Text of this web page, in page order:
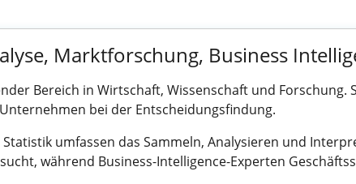
Marktforschung, Business
Bereich in Wirtschaft, Wissenschaft und
bei der Entscheidungsfindung.
umfassen das Sammeln, Analysieren und
während Business-Intelligence-Experten